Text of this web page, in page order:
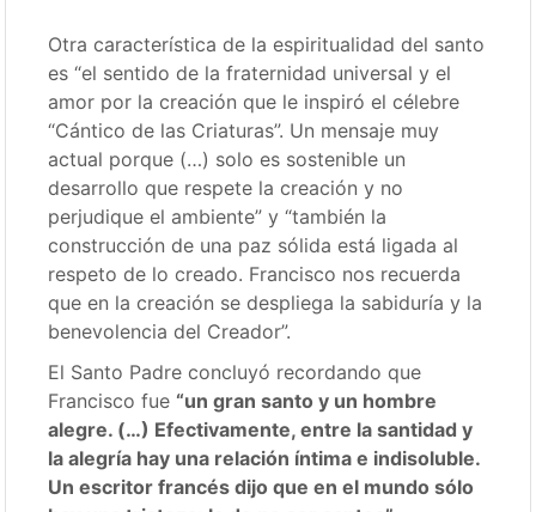
Otra característica de la espiritualidad del santo
es “el sentido de la fraternidad universal y el
amor por la creación que le inspiró el célebre
“Cántico de las Criaturas”. Un mensaje muy
actual porque (…) solo es sostenible un
desarrollo que respete la creación y no
perjudique el ambiente” y “también la
construcción de una paz sólida está ligada al
respeto de lo creado. Francisco nos recuerda
que en la creación se despliega la sabiduría y la
benevolencia del Creador”.
El Santo Padre concluyó recordando que
Francisco fue “un gran santo y un hombre
alegre. (…) Efectivamente, entre la santidad y
la alegría hay una relación íntima e indisoluble.
Un escritor francés dijo que en el mundo sólo